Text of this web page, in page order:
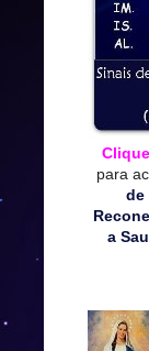
para
de
a